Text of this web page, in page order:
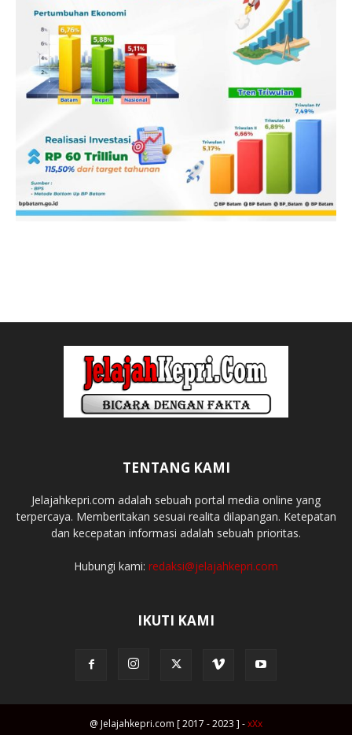
TENTANG KAMI
Jelajahkepri.com adalah sebuah portal media online yang
terpercaya. Memberitakan sesuai realita dilapangan. Ketepatan
dan kecepatan informasi adalah sebuah prioritas.
Hubungi kami: redaksi@jelajahkepri.com
IKUTI KAMI
@ Jelajahkepri.com [ 2017 - 2023 ] -xXx